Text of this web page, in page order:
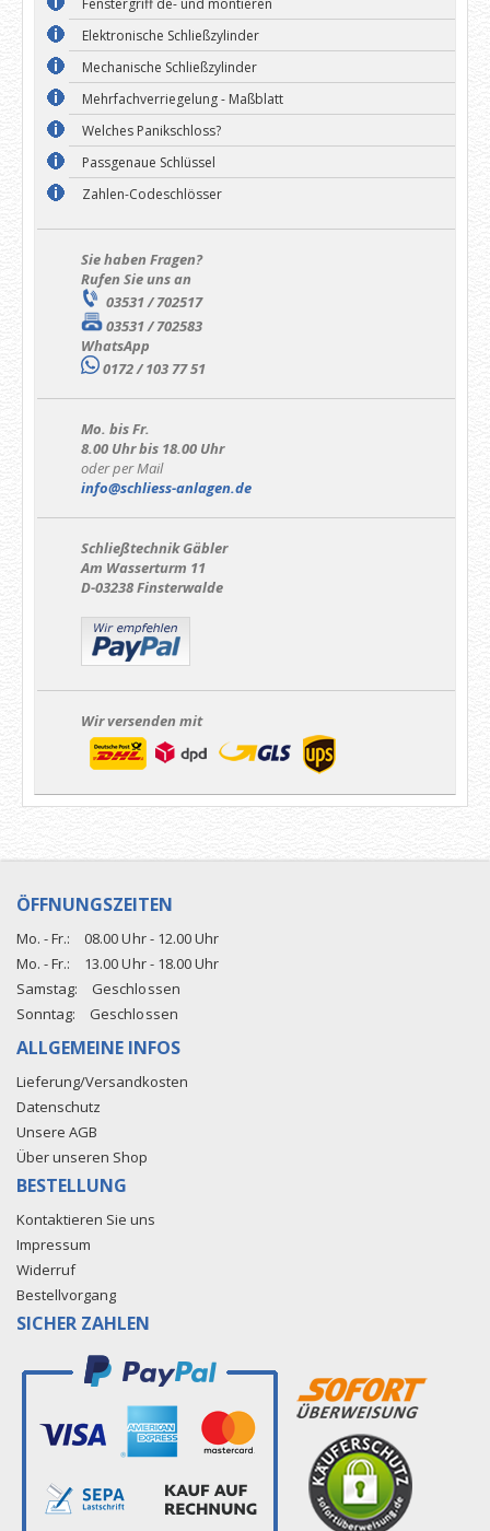
Fenstergriff de- und montieren
Elektronische Schließzylinder
Mechanische Schließzylinder
Mehrfachverriegelung - Maßblatt
Welches Panikschloss?
Passgenaue Schlüssel
Zahlen-Codeschlösser
Sie haben Fragen?
Rufen Sie uns an
03531 / 702517
03531 / 702583
WhatsApp
0172 / 103 77 51
Mo. bis Fr.
8.00 Uhr bis 18.00 Uhr
oder per Mail
info@schliess-anlagen.de
Schließtechnik Gäbler
Am Wasserturm 11
D-03238 Finsterwalde
Wir versenden mit
ÖFFNUNGSZEITEN
Mo. - Fr.:
08.00 Uhr - 12.00 Uhr
Mo. - Fr.:
13.00 Uhr - 18.00 Uhr
Samstag:
Geschlossen
Sonntag:
Geschlossen
ALLGEMEINE INFOS
Lieferung/Versandkosten
Datenschutz
Unsere AGB
Über unseren Shop
BESTELLUNG
Kontaktieren Sie uns
Impressum
Widerruf
Bestellvorgang
SICHER ZAHLEN